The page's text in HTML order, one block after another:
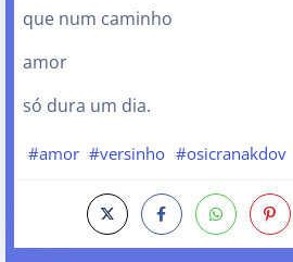
que num caminho
amor
só dura um dia.
#amor #versinho #osicranakdov